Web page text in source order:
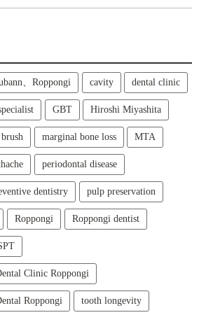
、Roppongi cavity dental clinic
GBT Hiroshi Miyashita
marginal bone loss MTA
periodontal disease
dentistry pulp preservation
Roppongi Roppongi dentist
Clinic Roppongi
Roppongi tooth longevity